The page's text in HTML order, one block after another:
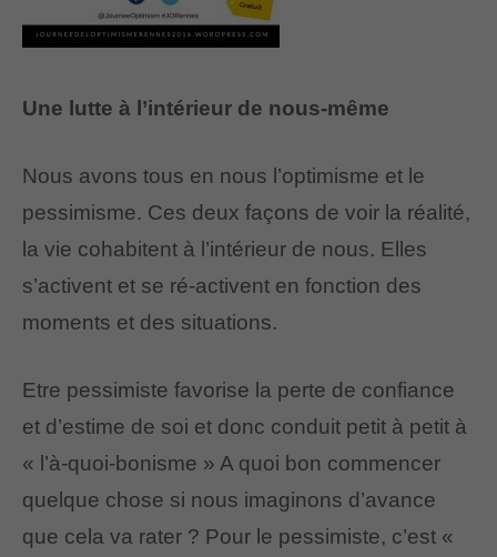
Une lutte à l’intérieur de nous-même
Nous avons tous en nous l’optimisme et le
pessimisme. Ces deux façons de voir la réalité,
la vie cohabitent à l’intérieur de nous. Elles
s’activent et se ré-activent en fonction des
moments et des situations.
Etre pessimiste favorise la perte de confiance
et d’estime de soi et donc conduit petit à petit à
« l’à-quoi-bonisme » A quoi bon commencer
quelque chose si nous imaginons d’avance
que cela va rater ? Pour le pessimiste, c’est «